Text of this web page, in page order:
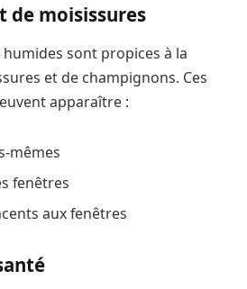
de moisissures
sont propices à la
et de champignons. Ces
apparaître :
mêmes
fenêtres
aux fenêtres